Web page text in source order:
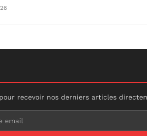
recevoir nos derniers articles